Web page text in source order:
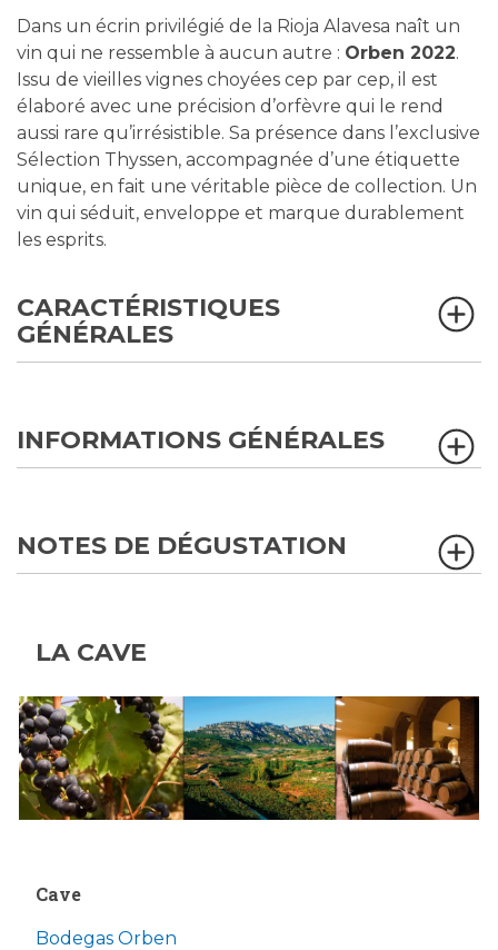
Dans un écrin privilégié de la Rioja Alavesa naît un
vin qui ne ressemble à aucun autre : Orben 2022.
Issu de vieilles vignes choyées cep par cep, il est
élaboré avec une précision d’orfèvre qui le rend
aussi rare qu’irrésistible. Sa présence dans l’exclusive
Sélection Thyssen, accompagnée d’une étiquette
unique, en fait une véritable pièce de collection. Un
vin qui séduit, enveloppe et marque durablement
les esprits.
CARACTÉRISTIQUES
GÉNÉRALES
INFORMATIONS GÉNÉRALES
NOTES DE DÉGUSTATION
LA CAVE
Cave
Bodegas Orben